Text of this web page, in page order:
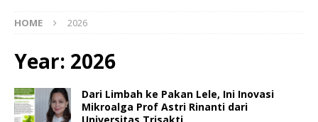
HOME 2026
Year: 2026
Dari Limbah ke Pakan Lele, Ini Inovasi
Mikroalga Prof Astri Rinanti dari